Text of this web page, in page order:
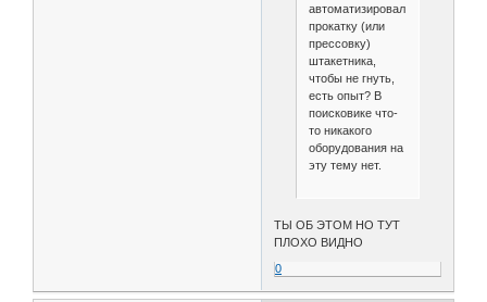
автоматизировал
прокатку (или
прессовку)
штакетника,
чтобы не гнуть,
есть опыт? В
поисковике что-
то никакого
оборудования на
эту тему нет.
ТЫ ОБ ЭТОМ НО ТУТ
ПЛОХО ВИДНО
0